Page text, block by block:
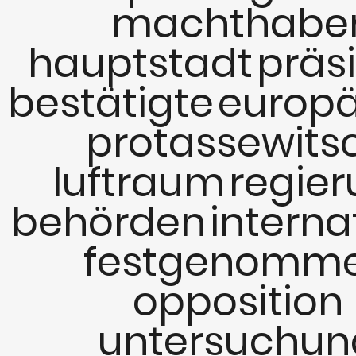
hauptstadt
bestätigte
luftraum
behörden
opposition